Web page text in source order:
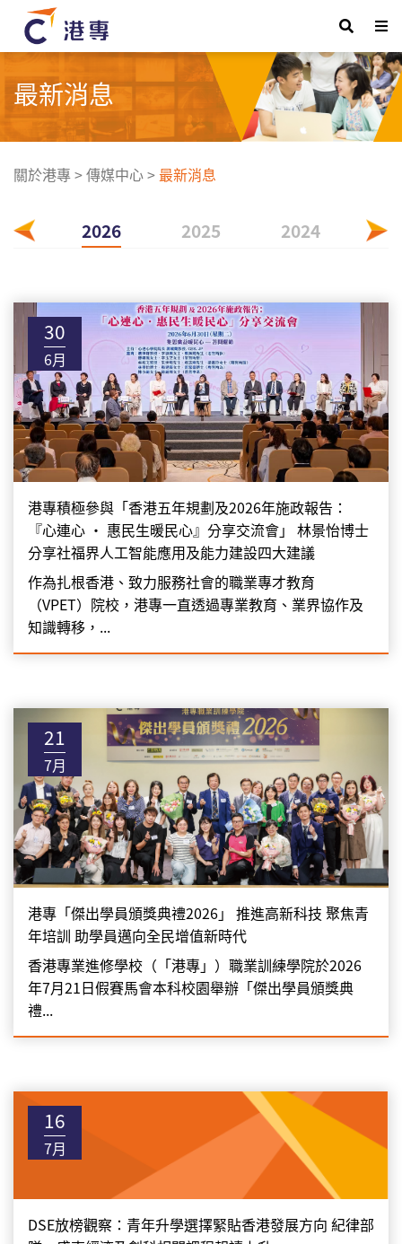
最新消息
關於港專>傳媒中心> 最新消息
2026 2025 2024
30
6月
港專積極參與「香港五年規劃及2026年施政報告：
『心連心 • 惠民生暖民心』分享交流會」 林景怡博士
分享社福界人工智能應用及能力建設四大建議
作為扎根香港、致力服務社會的職業專才教育
（VPET）院校，港專一直透過專業教育、業界協作及
知識轉移，...
21
7月
港專「傑出學員頒獎典禮2026」 推進高新科技 聚焦青
年培訓 助學員邁向全民增值新時代
香港專業進修學校（「港專」）職業訓練學院於2026
年7月21日假賽馬會本科校園舉辦「傑出學員頒獎典
禮...
16
7月
DSE放榜觀察：青年升學選擇緊貼香港發展方向 紀律部